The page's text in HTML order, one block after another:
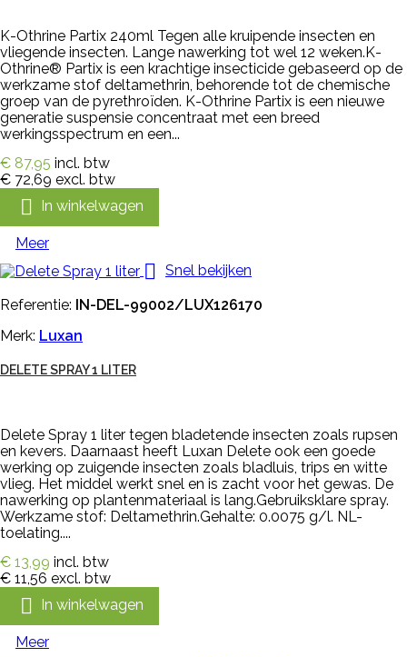
K-Othrine Partix 240ml Tegen alle kruipende insecten en
vliegende insecten. Lange nawerking tot wel 12 weken.K-
Othrine® Partix is een krachtige insecticide gebaseerd op de
werkzame stof deltamethrin, behorende tot de chemische
groep van de pyrethroïden. K-Othrine Partix is een nieuwe
generatie suspensie concentraat met een breed
werkingsspectrum en een...
€ 87,95 incl. btw
€ 72,69 excl. btw
 In winkelwagen
Meer
 Snel bekijken
Referentie: IN-DEL-99002/LUX126170
Merk: Luxan
DELETE SPRAY 1 LITER
Delete Spray 1 liter tegen bladetende insecten zoals rupsen
en kevers. Daarnaast heeft Luxan Delete ook een goede
werking op zuigende insecten zoals bladluis, trips en witte
vlieg. Het middel werkt snel en is zacht voor het gewas. De
nawerking op plantenmateriaal is lang.Gebruiksklare spray.
Werkzame stof: Deltamethrin.Gehalte: 0.0075 g/l. NL-
toelating....
€ 13,99 incl. btw
€ 11,56 excl. btw
 In winkelwagen
Meer